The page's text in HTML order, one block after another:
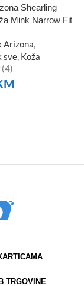
Shearling
Mink Narrow Fit
Arizona
sve Koža
(4)
TRGOVINE